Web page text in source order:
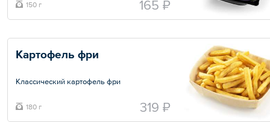
микроэлементов.
Общий вес – 150 г
150 г 165 ₽
Картофель фри
Классический картофель фри
Общий вес – 180 г
180 г 319 ₽